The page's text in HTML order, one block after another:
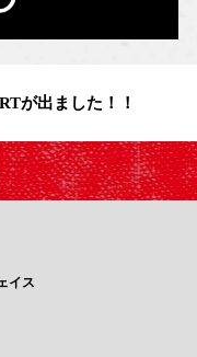
が出ました！！
イス